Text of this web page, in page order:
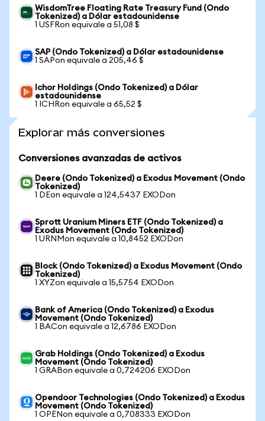
WisdomTree Floating Rate Treasury Fund (Ondo
Tokenized) a Dólar estadounidense
1 USFRon equivale a 51,08 $
SAP (Ondo Tokenized) a Dólar estadounidense
1 SAPon equivale a 205,46 $
Ichor Holdings (Ondo Tokenized) a Dólar
estadounidense
1 ICHRon equivale a 65,52 $
Explorar más conversiones
Conversiones avanzadas de activos
Deere (Ondo Tokenized) a Exodus Movement (Ondo
Tokenized)
1 DEon equivale a 124,5437 EXODon
Sprott Uranium Miners ETF (Ondo Tokenized) a
Exodus Movement (Ondo Tokenized)
1 URNMon equivale a 10,8452 EXODon
Block (Ondo Tokenized) a Exodus Movement (Ondo
Tokenized)
1 XYZon equivale a 15,5754 EXODon
Bank of America (Ondo Tokenized) a Exodus
Movement (Ondo Tokenized)
1 BACon equivale a 12,6786 EXODon
Grab Holdings (Ondo Tokenized) a Exodus
Movement (Ondo Tokenized)
1 GRABon equivale a 0,724206 EXODon
Opendoor Technologies (Ondo Tokenized) a Exodus
Movement (Ondo Tokenized)
1 OPENon equivale a 0,708333 EXODon